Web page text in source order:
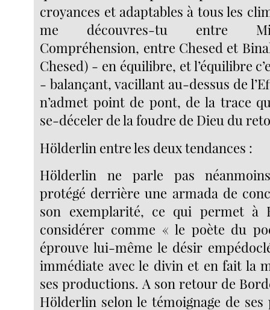
croyances et adaptables à tous les
me découvres-tu entre
Compréhension, entre Chesed et
Chesed) - en équilibre, et l’équilibre
- balançant, vacillant au-dessus de
n’admet point de pont, de la trace
se-déceler de la foudre de Dieu du
Hölderlin entre les deux tendances :
Hölderlin ne parle pas
protégé derrière une armada de
son exemplarité, ce qui permet à
considérer comme « le poète du
éprouve lui-même le désir
immédiate avec le divin et en fait la
ses productions. A son retour de
Hölderlin selon le témoignage de